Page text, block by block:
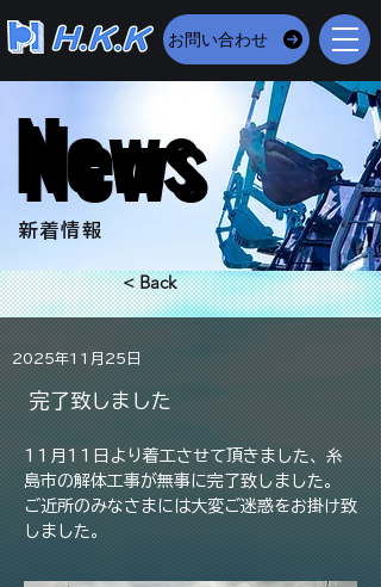
お問い合わせ
News
News
​新着情報
< Back
2025年11月25日
完了致しました
11月11日より着工させて頂きました、糸
島市の解体工事が無事に完了致しました。
ご近所のみなさまには大変ご迷惑をお掛け致
しました。